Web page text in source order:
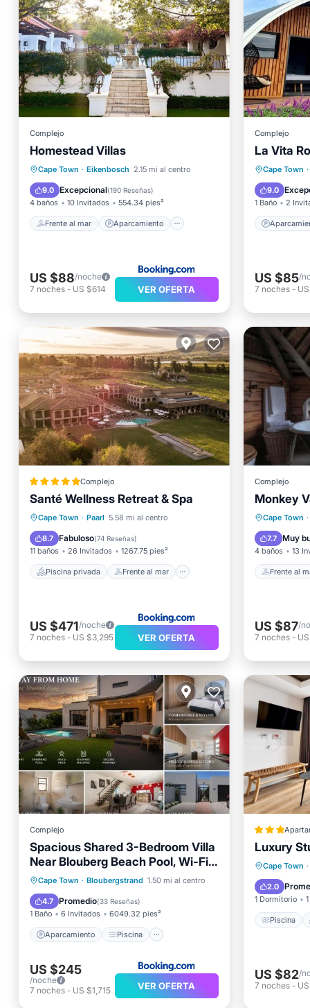
Complejo
Homestead Villas
Cape Town · Eikenbosch 2.15 mi al centro
9.0 Excepcional(190 Reseñas)
4 baños 10 Invitados 554.34 pies²
Frente al mar Aparcamiento
Frente al mar
Aparcamiento
Piscina
Vista al mar
US $88/noche
7 noches - US $614 VER OFERTA
Complejo
La Vita
Cape Town ·
9.0
1 Baño 2
US $85/
7 noches-
Complejo
Santé Wellness Retreat & Spa
Cape Town · Paarl 5.58 mi al centro
8.7 Fabuloso(74 Reseñas)
11 baños 26 Invitados 1267.75 pies²
Piscina privada Frente al mar
Piscina privada
Frente al mar
Bañera de hidromasaje
US $471/noche
7 noches - US $3,295 VER OFERTA
Complejo
Monkey
Cape Town ·
7.7 Muy
4 baños 13
Frente al
Frente
US $87/
7 noches-
Complejo
Spacious Shared 3-Bedroom Villa
Near Blouberg Beach Pool, Wi-Fi,
Braai
Cape Town · Bloubergstrand 1.50 mi al centro
4.7 Promedio(33 Reseñas)
1 Baño 6 Invitados 6049.32 pies²
Aparcamiento Piscina
Aparcamiento
Piscina
Balcón/Terraza
Vistas
US $245
/noche
7 noches - US $1,715 VER OFERTA
Luxury
Cape Town ·
2.0
1 Dormitorio
Piscina
Piscina
Aire
US $82/
7 noches-